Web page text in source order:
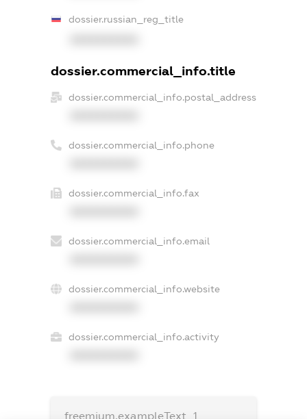
dossier.russian_reg_title
dossier.commercial_info.title
dossier.commercial_info.postal_address
dossier.commercial_info.phone
dossier.commercial_info.fax
dossier.commercial_info.email
dossier.commercial_info.website
dossier.commercial_info.activity
freemium.exampleText_1